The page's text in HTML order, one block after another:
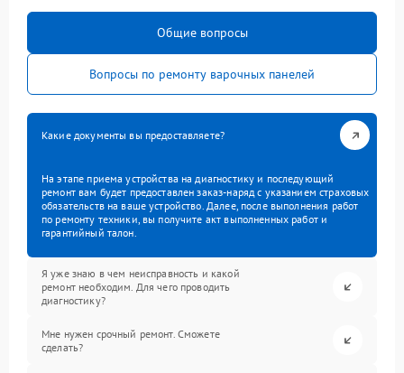
Общие вопросы
Вопросы по ремонту варочных панелей
Какие документы вы предоставляете?
На этапе приема устройства на диагностику и последующий
ремонт вам будет предоставлен заказ-наряд с указанием страховых
обязательств на ваше устройство. Далее, после выполнения работ
по ремонту техники, вы получите акт выполненных работ и
гарантийный талон.
Я уже знаю в чем неисправность и какой
ремонт необходим. Для чего проводить
диагностику?
Мне нужен срочный ремонт. Сможете
сделать?